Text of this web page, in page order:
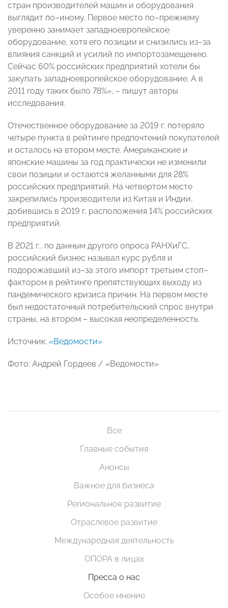
стран производителей машин и оборудования
выглядит по–иному. Первое место по–прежнему
уверенно занимает западноевропейское
оборудование, хотя его позиции и снизились из–за
влияния санкций и усилий по импортозамещению.
Сейчас 60% российских предприятий хотели бы
закупать западноевропейское оборудование. А в
2011 году таких было 78%», – пишут авторы
исследования.
Отечественное оборудование за 2019 г. потеряло
четыре пункта в рейтинге предпочтений покупателей
и осталось на втором месте. Американские и
японские машины за год практически не изменили
свои позиции и остаются желанными для 28%
российских предприятий. На четвертом месте
закрепились производители из Китая и Индии,
добившись в 2019 г. расположения 14% российских
предприятий.
В 2021 г., по данным другого опроса РАНХиГС,
российский бизнес называл курс рубля и
подорожавший из–за этого импорт третьим стоп–
фактором в рейтинге препятствующих выходу из
пандемического кризиса причин. На первом месте
был недостаточный потребительский спрос внутри
страны, на втором – высокая неопределенность.
Источник: «Ведомости»
Фото: Андрей Гордеев / «Ведомости»
Все
Главные события
Анонсы
Важное для бизнеса
Региональное развитие
Отраслевое развитие
Международная деятельность
ОПОРА в лицах
Пресса о нас
Особое мнение